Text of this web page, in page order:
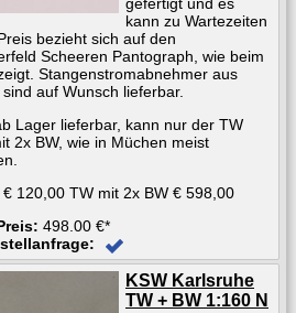
kann zu Wartezeiten
bezieht sich auf den
Scheeren Pantograph, wie beim
Stangenstromabnehmer aus
auf Wunsch lieferbar.
Lager lieferbar, kann nur der TW
2x BW, wie in Müchen meist
120,00 TW mit 2x BW € 598,00
498.00 €*
KSW Karlsruhe
TW + BW 1:160 N